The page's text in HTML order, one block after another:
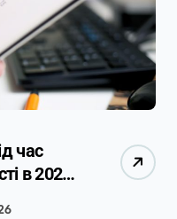
час
в 2026